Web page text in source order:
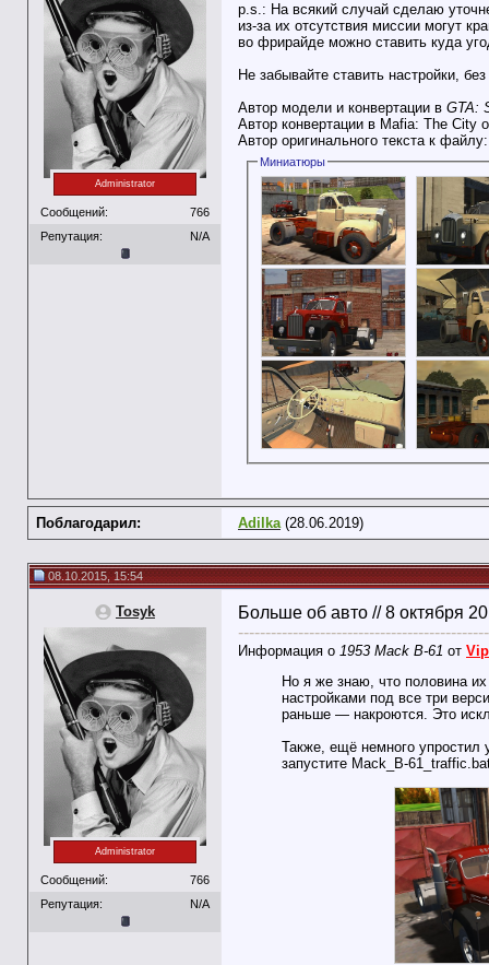
Administrator
Сообщений:
766
Репутация:
N/A
p.s.: На всякий случай сделаю
из-за их отсутствия миссии могут
во фрирайде можно ставить куда
Не забывайте ставить настройки,
Автор модели и конвертации в GTA:
Автор конвертации в Mafia: The City
Автор оригинального текста к
Миниатюры
Поблагодарил: Adilka(28.06.2019)
08.10.2015, 15:54
Tosyk
Administrator
Сообщений:
766
Репутация:
N/A
Больше об авто // 8 октября
Информация о 1953 Mack B-61 от
Но я же знаю, что половина
настройками под все три
раньше — накроются. Это
Также, ещё немного упростил
запустите Mack_B-